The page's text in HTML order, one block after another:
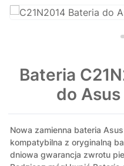
Bateria
do
Nowa zamienna bateria
kompatybilna z oryginalną
dniowa gwarancja zwrotu